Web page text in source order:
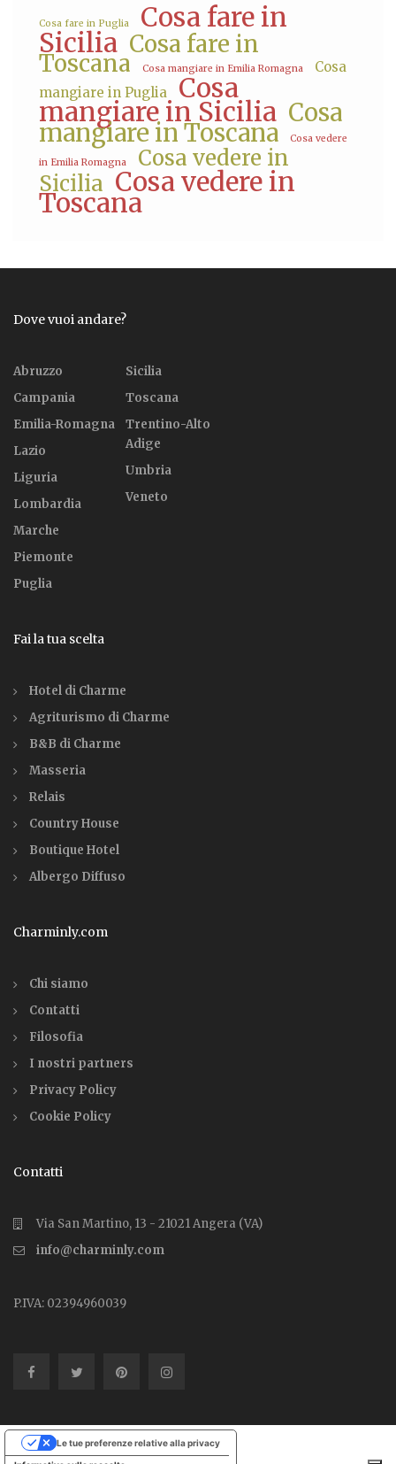
Cosa fare in Puglia Cosa fare in
Sicilia Cosa fare in
Toscana Cosa mangiare in Emilia Romagna
Cosa
mangiare in Puglia
Cosa
mangiare in Sicilia Cosa
mangiare in Toscana Cosa vedere
in Emilia Romagna
Cosa vedere in
Sicilia Cosa vedere in
Toscana
Dove vuoi andare?
Abruzzo
Campania
Emilia-Romagna
Lazio
Liguria
Lombardia
Marche
Piemonte
Puglia
Sicilia
Toscana
Trentino-Alto
Adige
Umbria
Veneto
Fai la tua scelta
Hotel di Charme
Agriturismo di Charme
B&B di Charme
Masseria
Relais
Country House
Boutique Hotel
Albergo Diffuso
Charminly.com
Chi siamo
Contatti
Filosofia
I nostri partners
Privacy Policy
Cookie Policy
Contatti
Via San Martino, 13 - 21021 Angera (VA)
info@charminly.com
P.IVA: 02394960039
Le tue preferenze relative alla privacy